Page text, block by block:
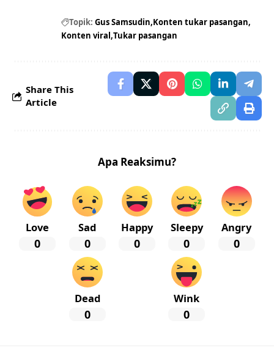
Topik: Gus Samsudin Konten tukar pasangan
Konten viral Tukar pasangan
Share This
Article
Apa Reaksimu?
Love
0
Sad
0
Happy
0
Sleepy
0
Angry
0
Dead
0
Wink
0